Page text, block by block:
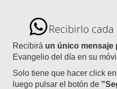
Recibirlo
Recibirá un único mensaje
Evangelio del día en su
Solo tiene que hacer click
luego pulsar el botón de